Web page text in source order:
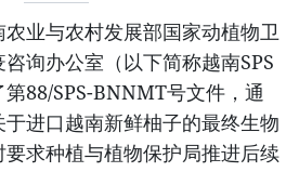
业与农村发展部国家动植物卫
询办公室（以下简称越南SPS
88/SPS-BNNMT号文件，通
进口越南新鲜柚子的最终生物
求种植与植物保护局推进后续